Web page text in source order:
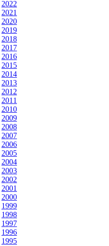
2022
2021
2020
2019
2018
2017
2016
2015
2014
2013
2012
2011
2010
2009
2008
2007
2006
2005
2004
2003
2002
2001
2000
1999
1998
1997
1996
1995